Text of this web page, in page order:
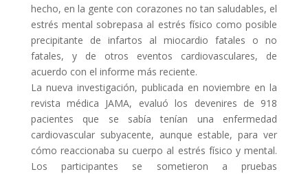
hecho, en la gente con corazones no tan saludables, el
estrés mental sobrepasa al estrés físico como posible
precipitante de infartos al miocardio fatales o no
fatales, y de otros eventos cardiovasculares, de
acuerdo con el informe más reciente.
La nueva investigación, publicada en noviembre en la
revista médica JAMA, evaluó los devenires de 918
pacientes que se sabía tenían una enfermedad
cardiovascular subyacente, aunque estable, para ver
cómo reaccionaba su cuerpo al estrés físico y mental.
Los participantes se sometieron a pruebas